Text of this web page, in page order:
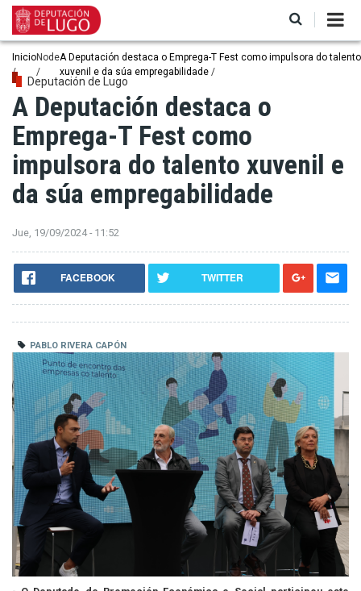
Pasar
contenido
principal
Ruta
de
navegación
InicioNodeA Deputación destaca o Emprega-T Fest como impulsora do talento
xuvenil e da súa empregabilidade
Deputación de Lugo
A Deputación destaca o
Emprega-T Fest como
impulsora do talento xuvenil e
da súa empregabilidade
Jue, 19/09/2024 - 11:52
FACEBOOK TWITTER
PABLO RIVERA CAPÓN